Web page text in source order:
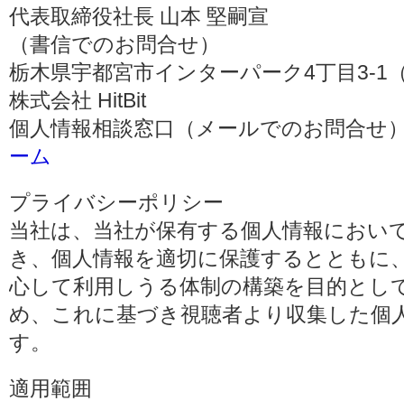
代表取締役社長 山本 堅嗣宣
（書信でのお問合せ）
栃木県宇都宮市インターパーク4丁目3-1
株式会社 HitBit
個人情報相談窓口（メールでのお問合せ
ーム
プライバシーポリシー
当社は、当社が保有する個人情報におい
き、個人情報を適切に保護するとともに
心して利用しうる体制の構築を目的とし
め、これに基づき視聴者より収集した個
す。
適用範囲